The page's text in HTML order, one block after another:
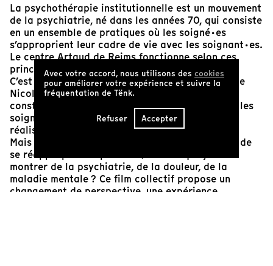
La psychothérapie institutionnelle est un mouvement
de la psychiatrie, né dans les années 70, qui consiste
en un ensemble de pratiques où les soigné·es
s’approprient leur cadre de vie avec les soignant·es.
Le centre Artaud de Reims fonctionne selon ces
principes.
C’est en cherchant un collectif qui fonctionne que
Nicolas Contant a rencontré ces résident·es. La
construction du film suit ces manières de faire : les
soigné·es sont acteur·rices de la réalisation, le
réalisateur se doit de se mettre à leur place.
Mais au-delà de ce jeu de place, la question est de
se réapproprier la parole. Qu’est-ce que je veux
montrer de la psychiatrie, de la douleur, de la
maladie mentale ? Ce film collectif propose un
changement de perspective, une expérience
Avec votre accord, nous utilisons des cookies
pour améliorer votre expérience et suivre la
fréquentation de Tënk.
Refuser Accepter